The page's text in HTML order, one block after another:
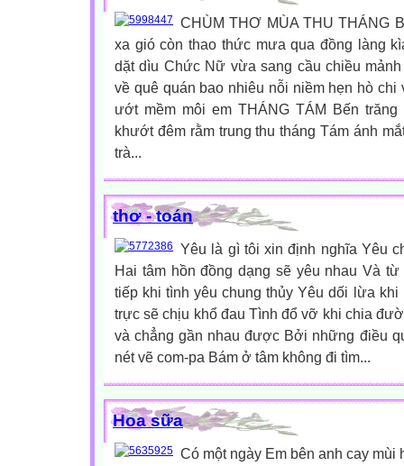
CHÙM THƠ MÙA THU THÁNG
xa gió còn thao thức mưa qua đồng làng
dặt dìu Chức Nữ vừa sang cầu chiều
về quê quán bao nhiêu nỗi niềm hẹn hò chi
ướt mềm môi em THÁNG TÁM Bến
khướt đêm rằm trung thu tháng Tám ánh
trà...
thơ - toán
Yêu là gì tôi xin định nghĩa Yêu
Hai tâm hồn đồng dạng sẽ yêu nhau Và
tiếp khi tình yêu chung thủy Yêu dối lừa
trực sẽ chịu khổ đau Tình đổ vỡ khi chia
và chẳng gần nhau được Bởi những điều
nét vẽ com-pa Bám ở tâm không đi tìm...
Hoa sữa
Có một ngày Em bên anh cay